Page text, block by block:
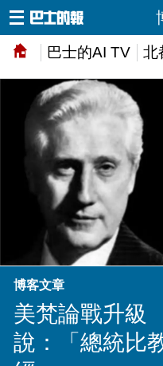
巴士的AI TV 北
博客文章
美梵論戰升級
說：「總統比